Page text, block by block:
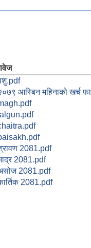
आस्बिन महिनाको खर्च
2081.pdf
2081.pdf
2081.pdf
2081.pdf